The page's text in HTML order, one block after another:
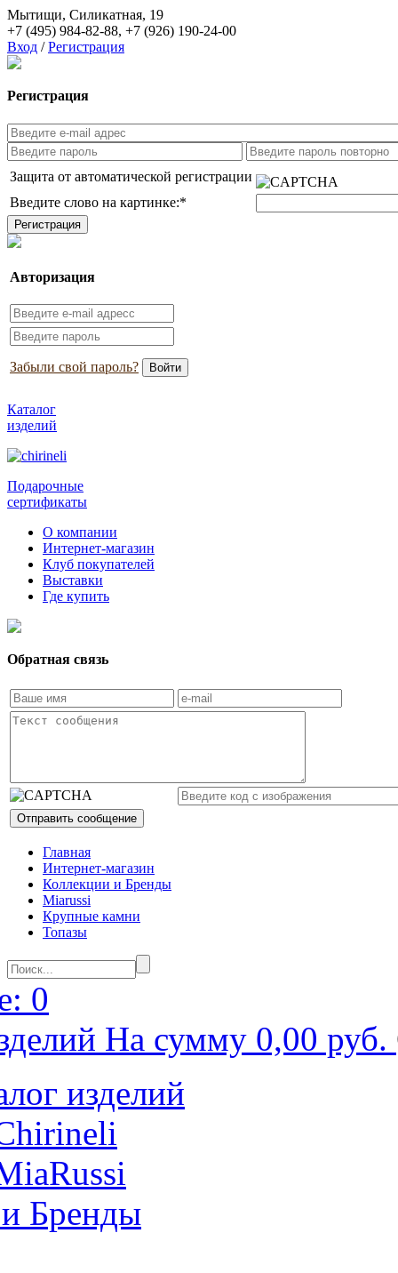
Мытищи, Силикатная, 19
+7 (495) 984-82-88, +7 (926) 190-24-00
Вход / Регистрация
Регистрация
Защита от автоматической регистрации
Введите слово на картинке:*
Авторизация
Забыли свой пароль?
Каталог
изделий
Подарочные
сертификаты
О компании
Интернет-магазин
Клуб покупателей
Выставки
Где купить
Обратная связь
Главная
Интернет-магазин
Коллекции и Бренды
Miarussi
Крупные камни
Топазы
0
На сумму 0,00 руб.
изделий
Бренды